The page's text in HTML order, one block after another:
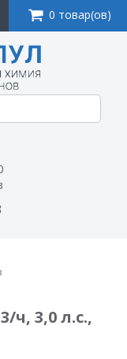
0 товар(ов)
ч, 3,0 л.с.,